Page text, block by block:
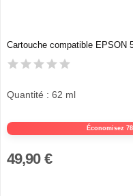
Cartouche compatible EPSON
Économisez
Quantité : 62 ml
49,90 €